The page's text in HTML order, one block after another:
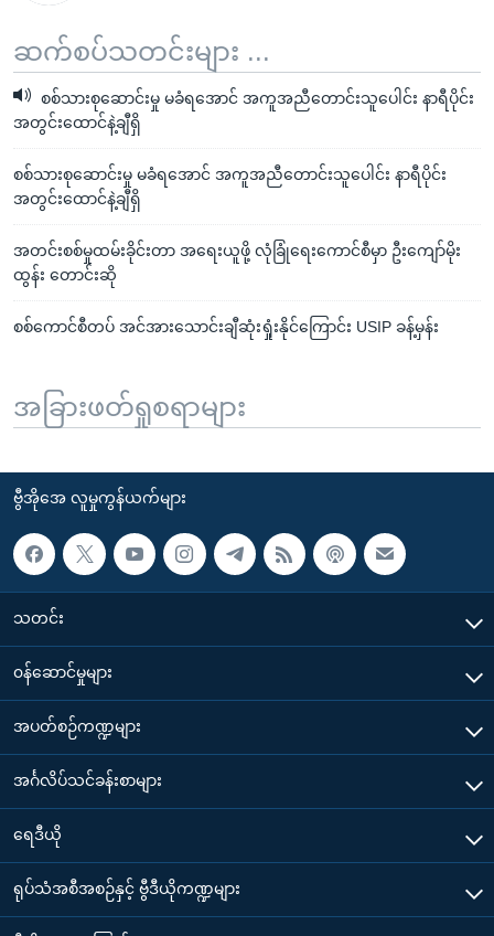
ဆက်စပ်သတင်းများ ...
စစ်သားစုဆောင်းမှု မခံရအောင် အကူအညီတောင်းသူပေါင်း နာရီပိုင်း
အတွင်းထောင်နဲ့ချီရှိ
စစ်သားစုဆောင်းမှု မခံရအောင် အကူအညီတောင်းသူပေါင်း နာရီပိုင်း
အတွင်းထောင်နဲ့ချီရှိ
အတင်းစစ်မှုထမ်းခိုင်းတာ အရေးယူဖို့ လုံခြုံရေးကောင်စီမှာ ဦးကျော်မိုး
ထွန်း တောင်းဆို
စစ်ကောင်စီတပ် အင်အားသောင်းချီဆုံးရှုံးနိုင်ကြောင်း USIP ခန့်မှန်း
အခြားဖတ်ရှုစရာများ
ဗွီအိုအေ လူမှုကွန်ယက်များ
သတင်း
၀န်ဆောင်မှုများ
အပတ်စဉ်ကဏ္ဍများ
အင်္ဂလိပ်သင်ခန်းစာများ
ရေဒီယို
ရုပ်သံအစီအစဉ်နှင့် ဗွီဒီယိုကဏ္ဍများ